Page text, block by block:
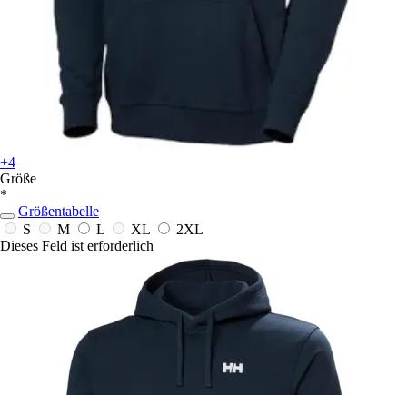
+4
Größe
*
Größentabelle
S
M L XL
2XL
Dieses Feld ist erforderlich